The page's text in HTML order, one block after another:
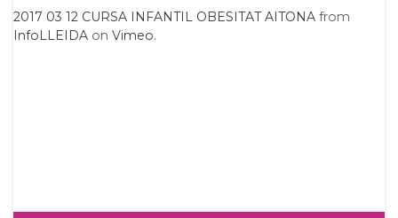
2017 03 12 CURSA INFANTIL OBESITAT AITONA from
InfoLLEIDA onVimeo.